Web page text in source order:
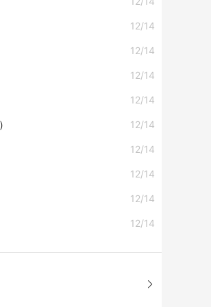
12/14
12/14
12/14
12/14
12/14
12/14
12/14
12/14
12/14
